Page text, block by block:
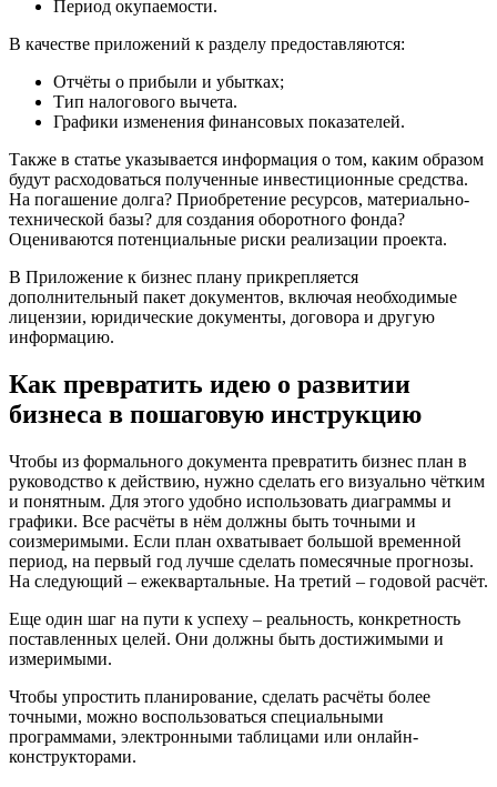
Период окупаемости.
В качестве приложений к разделу предоставляются:
Отчёты о прибыли и убытках;
Тип налогового вычета.
Графики изменения финансовых показателей.
Также в статье указывается информация о том, каким образом
будут расходоваться полученные инвестиционные средства.
На погашение долга? Приобретение ресурсов, материально-
технической базы? для создания оборотного фонда?
Оцениваются потенциальные риски реализации проекта.
В Приложение к бизнес плану прикрепляется
дополнительный пакет документов, включая необходимые
лицензии, юридические документы, договора и другую
информацию.
Как превратить идею о развитии
бизнеса в пошаговую инструкцию
Чтобы из формального документа превратить бизнес план в
руководство к действию, нужно сделать его визуально чётким
и понятным. Для этого удобно использовать диаграммы и
графики. Все расчёты в нём должны быть точными и
соизмеримыми. Если план охватывает большой временной
период, на первый год лучше сделать помесячные прогнозы.
На следующий – ежеквартальные. На третий – годовой расчёт.
Еще один шаг на пути к успеху – реальность, конкретность
поставленных целей. Они должны быть достижимыми и
измеримыми.
Чтобы упростить планирование, сделать расчёты более
точными, можно воспользоваться специальными
программами, электронными таблицами или онлайн-
конструкторами.